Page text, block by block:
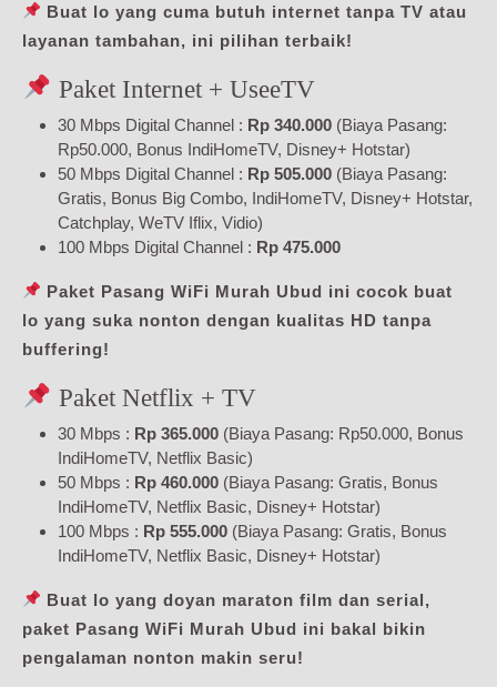
Buat lo yang cuma butuh internet tanpa TV atau
layanan tambahan, ini pilihan terbaik!
Paket Internet + UseeTV
30 Mbps Digital Channel : Rp 340.000 (Biaya Pasang:
Rp50.000, Bonus IndiHomeTV, Disney+ Hotstar)
50 Mbps Digital Channel : Rp 505.000 (Biaya Pasang:
Gratis, Bonus Big Combo, IndiHomeTV, Disney+ Hotstar,
Catchplay, WeTV Iflix, Vidio)
100 Mbps Digital Channel : Rp 475.000
Paket Pasang WiFi Murah Ubud ini cocok buat
lo yang suka nonton dengan kualitas HD tanpa
buffering!
Paket Netflix + TV
30 Mbps : Rp 365.000 (Biaya Pasang: Rp50.000, Bonus
IndiHomeTV, Netflix Basic)
50 Mbps : Rp 460.000 (Biaya Pasang: Gratis, Bonus
IndiHomeTV, Netflix Basic, Disney+ Hotstar)
100 Mbps : Rp 555.000 (Biaya Pasang: Gratis, Bonus
IndiHomeTV, Netflix Basic, Disney+ Hotstar)
Buat lo yang doyan maraton film dan serial,
paket Pasang WiFi Murah Ubud ini bakal bikin
pengalaman nonton makin seru!